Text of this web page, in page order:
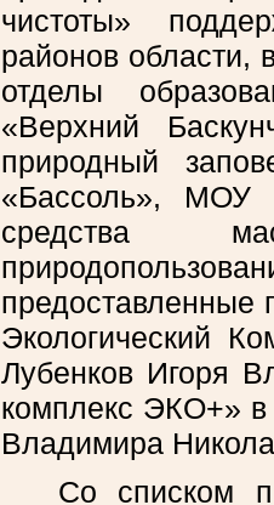
чистоты»
районов области,
отделы
«Верхний
природный
«Бассоль», МОУ
средства
Экологический
Лубенков Игоря
комплекс ЭКО+» в
Владимира
Со списком